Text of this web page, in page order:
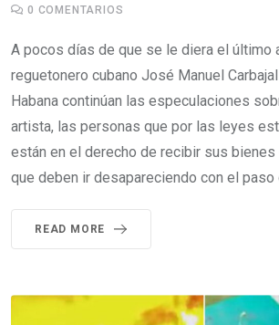
0 COMENTARIOS
A pocos días de que se le diera el último
reguetonero cubano José Manuel
Habana continúan las especulaciones
artista, las personas que por las leyes
están en el derecho de recibir sus
que deben ir desapareciendo con el paso
READ MORE